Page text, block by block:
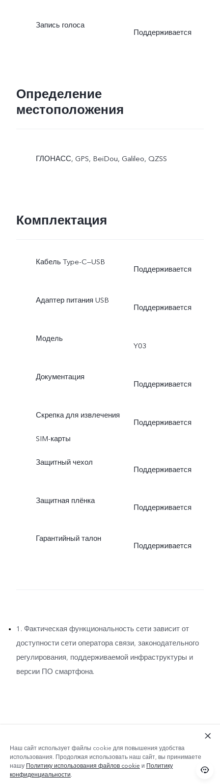
Запись голоса
Поддерживается
Определение
местоположения
ГЛОНАСС, GPS, BeiDou, Galileo, QZSS
Комплектация
Кабель Type-C—USB
Поддерживается
Адаптер питания USB
Поддерживается
Модель
Y03
Документация
Поддерживается
Скрепка для извлечения
SIM-карты
Поддерживается
Защитный чехол
Поддерживается
Защитная плёнка
Поддерживается
Гарантийный талон
Поддерживается
1. Фактическая функциональность сети зависит от
доступности сети оператора связи, законодательного
регулирования, поддерживаемой инфраструктуры и
версии ПО смартфона.
Наш сайт использует файлы cookie для повышения удобства
использования. Продолжая использовать наш сайт, вы принимаете
нашу Политику использования файлов cookie и Политику
конфиденциальности.